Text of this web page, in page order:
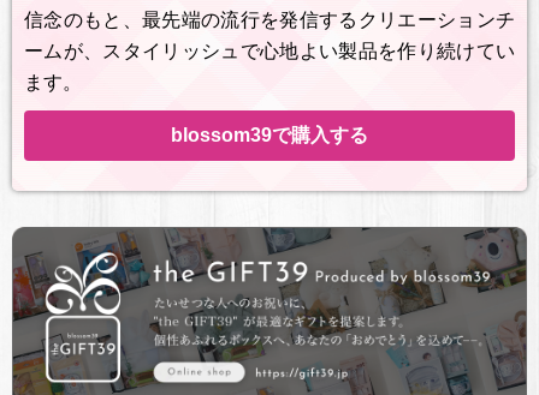
信念のもと、最先端の流行を発信するクリエーションチ
ームが、スタイリッシュで心地よい製品を作り続けてい
ます。
blossom39で購入する